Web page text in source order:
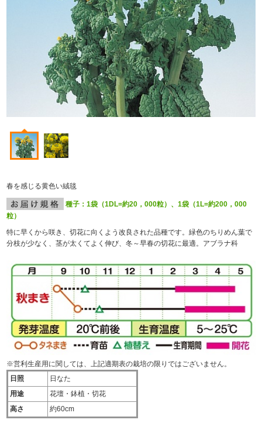
春を感じる黄色い絨毯
種子：1袋（1DL=約20，000粒）、1袋（1L=約200，000
粒）
特に早くから咲き、切花に向くよう改良された品種です。緑色のちりめん葉で
分枝が少なく、茎が太くてよく伸び、冬～早春の切花に最適。アブラナ科
※営利生産用に関しては、上記適期表の栽培の限りではございません。
日照
日なた
用途
花壇・鉢植・切花
高さ
約60cm